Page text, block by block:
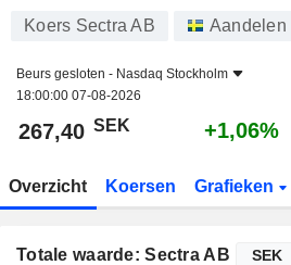
Koers Sectra AB Aandelen
Beurs gesloten - Nasdaq Stockholm
18:00:00 07-08-2026
267,40 SEK +1,06%
Overzicht Koersen Grafieken
Totale waarde: Sectra AB